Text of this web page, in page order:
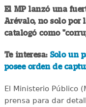
El MP lanzó una
Arévalo, no solo por
catalogó como
Te interesa:Solo un
posee orden de
El Ministerio Público
prensa para dar